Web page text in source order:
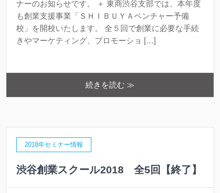
ナーのお知らせです。 ＋ 東商渋谷支部では、本年度
も創業支援事業「ＳＨＩＢＵＹＡベンチャー予備
校」を開校いたします。 全５回で創業に必要な手続
きやマーケティング、プロモーショ […]
続きを読む ≫
2018年セミナー情報
渋谷創業スクール2018 全5回【終了】